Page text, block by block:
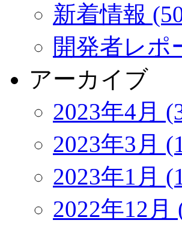
新着情報
開発者レポ
アーカイブ
2023年4月
2023年3月
2023年1月
2022年12月